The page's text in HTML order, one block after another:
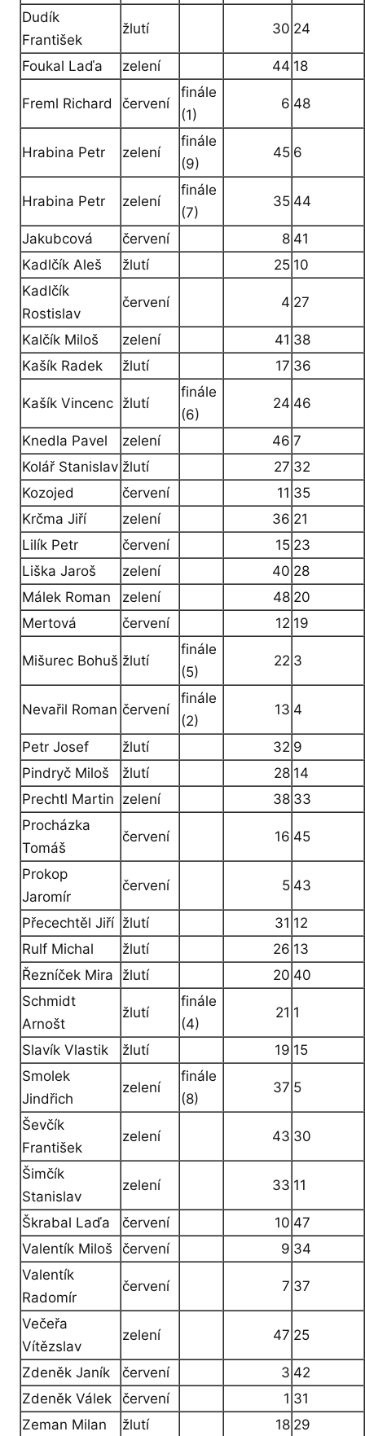
Dudík
František
žlutí 30 24
Foukal Laďa zelení 44 18
Freml Richard červení
finále
(1)
6 48
Hrabina Petr zelení
finále
(9)
45 6
Hrabina Petr zelení
finále
(7)
35 44
Jakubcová červení 8 41
Kadlčík Aleš
žlutí 25 10
Kadlčík
Rostislav
červení 4 27
Kalčík Miloš zelení 41 38
Kašík Radek
žlutí 17 36
Kašík Vincenc žlutí
finále
(6)
24 46
Knedla Pavel zelení 46 7
Kolář Stanislav žlutí 27 32
Kozojed
červení 11 35
Krčma Jiří
zelení 36 21
Lilík Petr
červení 15 23
Liška Jaroš
zelení 40 28
Málek Roman
zelení 48 20
Mertová
červení 12 19
Mišurec Bohuš žlutí
finále
(5)
22 3
Nevařil Roman červení
finále
(2)
13 4
Petr Josef žlutí 32 9
Pindryč Miloš
žlutí 28 14
Prechtl Martin zelení 38 33
Procházka
Tomáš
červení 16 45
Prokop
Jaromír
červení 5 43
Přecechtěl Jiří žlutí 31 12
Rulf Michal
žlutí 26 13
Řezníček Mira
žlutí 20 40
Schmidt
Arnošt
žlutí
finále
(4)
21 1
Slavík Vlastik žlutí 19 15
Smolek
Jindřich
zelení
finále
(8)
37 5
Ševčík
František
zelení 43 30
Šimčík
Stanislav
zelení 33 11
Škrabal Laďa červení 10 47
Valentík Miloš
červení 9 34
Valentík
Radomír
červení 7 37
Večeřa
Vítězslav
zelení 47 25
Zdeněk Janík červení 3 42
Zdeněk Válek
červení 1 31
Zeman Milan
žlutí 18 29